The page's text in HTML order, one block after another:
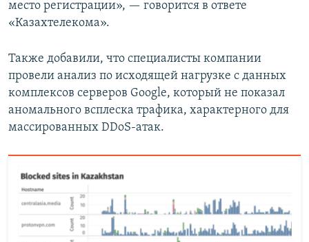
место регистрации», — говорится в ответе
«Казахтелекома».
Также добавили, что специалисты компании
провели анализ по исходящей нагрузке с данных
комплексов серверов Google, который не показал
аномального всплеска трафика, характерного для
массированных DDoS-атак.